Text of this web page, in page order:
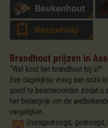
Brandhout prijzen in
“Wat kost het brandhout bij u?”
Een dagelijkse vraag aan onze
goed te beantwoorden zodat u
het belangrijk om de
vergelijken.
Ovengedroogd,